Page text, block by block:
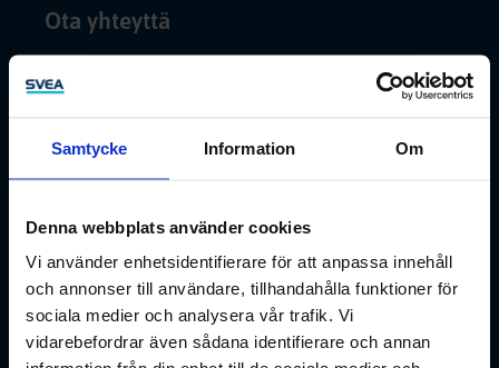
Samtycke Information Om
Denna webbplats använder cookies
Vi använder enhetsidentifierare för att anpassa innehåll
och annonser till användare, tillhandahålla funktioner för
sociala medier och analysera vår trafik. Vi
vidarebefordrar även sådana identifierare och annan
Ota yhteyttä
Kuluttajat
Yritykset
Yritysrahoitus
Myynnin rahoitus